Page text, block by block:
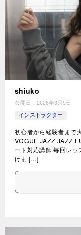
shiuko
公開日： 2026年3月5日
インストラクター
初心者から経験者まで
VOGUE JAZZ JAZZ
ート対応講師 毎回レ
けま […]